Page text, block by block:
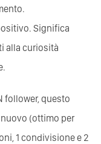
alla curiosità
follower, questo
(ottimo per
1 condivisione e 2